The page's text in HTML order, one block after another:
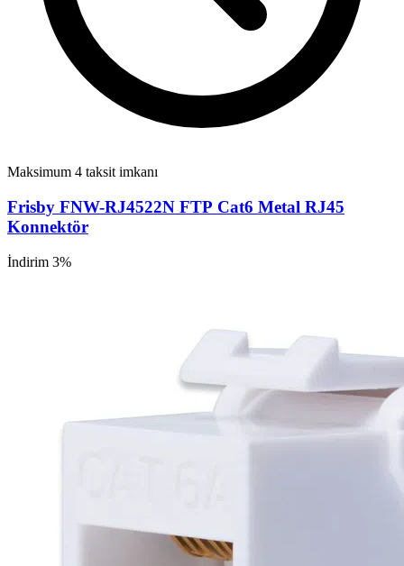
Maksimum 4 taksit imkanı
Frisby FNW-RJ4522N FTP Cat6 Metal RJ45
Konnektör
İndirim 3%